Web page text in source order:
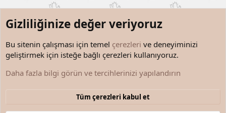
Şartlar ve kurallar Gizlilik politikası
Gizliliğinize değer veriyoruz
Bu sitenin çalışması için temel çerezleri ve deneyiminizi
geliştirmek için isteğe bağlı çerezleri kullanıyoruz.
Daha fazla bilgi görün ve tercihlerinizi yapılandırın
Tüm çerezleri kabul et